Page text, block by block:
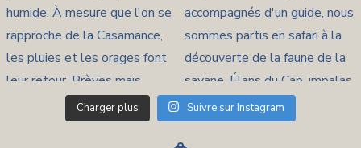
Charger plus Suivre sur Instagram